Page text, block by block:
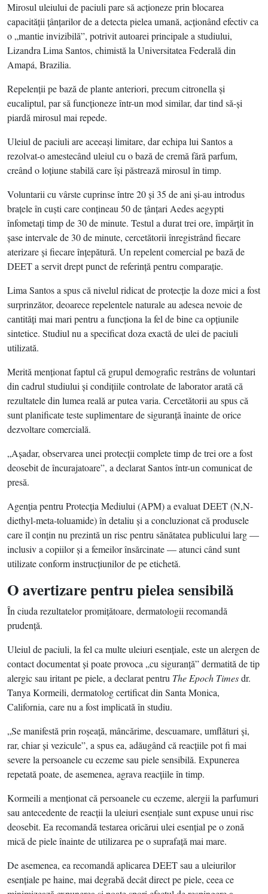
Mirosul uleiului de paciuli pare să acţioneze prin blocarea
capacităţii ţânţarilor de a detecta pielea umană, acţionând efectiv ca
o „mantie invizibilă”, potrivit autoarei principale a studiului,
Lizandra Lima Santos, chimistă la Universitatea Federală din
Amapá, Brazilia.
Repelenţii pe bază de plante anteriori, precum citronella şi
eucaliptul, par să funcţioneze într-un mod similar, dar tind să-şi
piardă mirosul mai repede.
Uleiul de paciuli are aceeaşi limitare, dar echipa lui Santos a
rezolvat-o amestecând uleiul cu o bază de cremă fără parfum,
creând o loţiune stabilă care îşi păstrează mirosul în timp.
Voluntarii cu vârste cuprinse între 20 şi 35 de ani şi-au introdus
braţele în cuşti care conţineau 50 de ţânţari Aedes aegypti
înfometaţi timp de 30 de minute. Testul a durat trei ore, împărţit în
şase intervale de 30 de minute, cercetătorii înregistrând fiecare
aterizare şi fiecare înţepătură. Un repelent comercial pe bază de
DEET a servit drept punct de referinţă pentru comparaţie.
Lima Santos a spus că nivelul ridicat de protecţie la doze mici a fost
surprinzător, deoarece repelentele naturale au adesea nevoie de
cantităţi mai mari pentru a funcţiona la fel de bine ca opţiunile
sintetice. Studiul nu a specificat doza exactă de ulei de paciuli
utilizată.
Merită menţionat faptul că grupul demografic restrâns de voluntari
din cadrul studiului şi condiţiile controlate de laborator arată că
rezultatele din lumea reală ar putea varia. Cercetătorii au spus că
sunt planificate teste suplimentare de siguranţă înainte de orice
dezvoltare comercială.
„Aşadar, observarea unei protecţii complete timp de trei ore a fost
deosebit de încurajatoare”, a declarat Santos într-un comunicat de
presă.
Agenţia pentru Protecţia Mediului (APM) a evaluat DEET (N,N-
diethyl-meta-toluamide) în detaliu şi a concluzionat că produsele
care îl conţin nu prezintă un risc pentru sănătatea publicului larg —
inclusiv a copiilor şi a femeilor însărcinate — atunci când sunt
utilizate conform instrucţiunilor de pe etichetă.
O avertizare pentru pielea sensibilă
În ciuda rezultatelor promiţătoare, dermatologii recomandă
prudenţă.
Uleiul de paciuli, la fel ca multe uleiuri esenţiale, este un alergen de
contact documentat şi poate provoca „cu siguranţă” dermatită de tip
alergic sau iritant pe piele, a declarat pentru The Epoch Timesdr.
Tanya Kormeili, dermatolog certificat din Santa Monica,
California, care nu a fost implicată în studiu.
„Se manifestă prin roşeaţă, mâncărime, descuamare, umflături şi,
rar, chiar şi vezicule”, a spus ea, adăugând că reacţiile pot fi mai
severe la persoanele cu eczeme sau piele sensibilă. Expunerea
repetată poate, de asemenea, agrava reacţiile în timp.
Kormeili a menţionat că persoanele cu eczeme, alergii la parfumuri
sau antecedente de reacţii la uleiuri esenţiale sunt expuse unui risc
deosebit. Ea recomandă testarea oricărui ulei esenţial pe o zonă
mică de piele înainte de utilizarea pe o suprafaţă mai mare.
De asemenea, ea recomandă aplicarea DEET sau a uleiurilor
esenţiale pe haine, mai degrabă decât direct pe piele, ceea ce